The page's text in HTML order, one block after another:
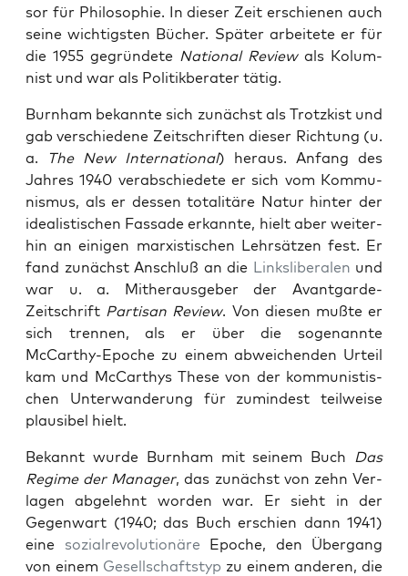
sor für Philoso­phie. In dieser Zeit erschienen auch
seine wichtig­sten Büch­er. Später arbeit­ete er für
die 1955 gegrün­dete Nation­al Reviewals Kolum­
nist und war als Poli­tik­ber­ater tätig.
Burn­ham bekan­nte sich zunächst als Trotzk­ist und
gab ver­schiedene Zeitschriften dieser Rich­tung (u.
a.
The New Inter­na­tion­al) her­aus. Anfang des
Jahres 1940 ver­ab­schiedete er sich vom Kom­mu­
nis­mus, als er dessen total­itäre Natur hin­ter der
ide­al­is­tis­chen Fas­sade erkan­nte, hielt aber weit­er­
hin an eini­gen marx­is­tis­chen Lehrsätzen fest. Er
fand zunächst Anschluß an die Linkslib­eralen und
war u. a. Mither­aus­ge­ber der Avant­garde-
Zeitschrift Par­ti­san Review. Von diesen mußte er
sich tren­nen, als er über die soge­nan­nte
McCarthy-Epoche zu einem abwe­ichen­den Urteil
kam und McCarthys These von der kom­mu­nis­tis­
chen Unter­wan­derung für zumin­d­est teil­weise
plau­si­bel hielt.
Bekan­nt wurde Burn­ham mit seinem Buch Das
Regime der Man­ag­er, das zunächst von zehn Ver­
la­gen abgelehnt wor­den war. Er sieht in der
Gegen­wart (1940; das Buch erschien dann 1941)
eine sozial­rev­o­lu­tionäre Epoche, den Über­gang
von einem Gesellschaft­styp zu einem anderen, die